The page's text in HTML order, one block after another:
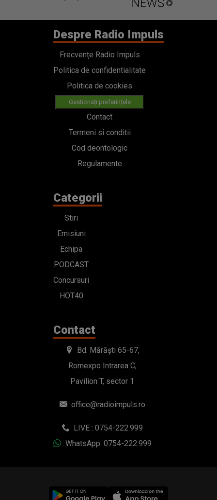
Despre Radio Impuls
Frecvențe Radio Impuls
Politica de confidentialitate
Politica de cookies
Gestionați preferințele
Contact
Termeni si conditii
Cod deontologic
Regulamente
Categorii
Stiri
Emisiuni
Echipa
PODCAST
Concursuri
HOT40
Contact
Bd. Mărăști 65-67,
Romexpo Intrarea C,
Pavilion T, sector 1
office@radioimpuls.ro
LIVE : 0754-222.999
WhatsApp: 0754-222.999